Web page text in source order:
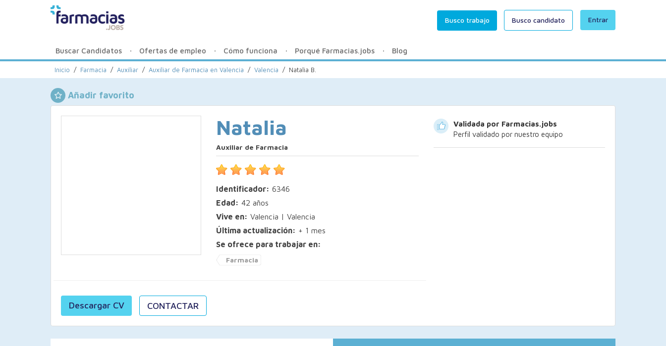
Entrar
Busco trabajo Busco candidato
Buscar Candidatos Ofertas de empleo Cómo funciona Porqué Farmacias.jobs Blog
Inicio / Farmacia / Auxiliar / Auxiliar de Farmacia en Valencia / Valencia / Natalia B.
Añadir favorito
Natalia
Auxiliar de Farmacia
Identificador: 6346
Edad: 42 años
Vive en: Valencia | Valencia
Última actualización: + 1 mes
Se ofrece para trabajar en:
Farmacia
Descargar CV CONTACTAR
Validada por Farmacias.jobs
Perfil validado por nuestro equipo